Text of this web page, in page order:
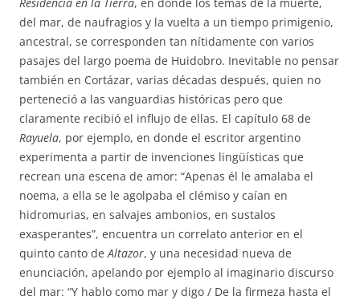
del mar, de naufragios y la vuelta a un tiempo primigenio,
ancestral, se corresponden tan nítidamente con varios
pasajes del largo poema de Huidobro. Inevitable no pensar
también en Cortázar, varias décadas después, quien no
perteneció a las vanguardias históricas pero que
claramente recibió el influjo de ellas. El capítulo 68 de
Rayuela, por ejemplo, en donde el escritor argentino
experimenta a partir de invenciones lingüísticas que
recrean una escena de amor: “Apenas él le amalaba el
noema, a ella se le agolpaba el clémiso y caían en
hidromurias, en salvajes ambonios, en sustalos
exasperantes”, encuentra un correlato anterior en el
quinto canto deAltazor, y una necesidad nueva de
enunciación, apelando por ejemplo al imaginario discurso
del mar: “Y hablo como mar y digo / De la firmeza hasta el